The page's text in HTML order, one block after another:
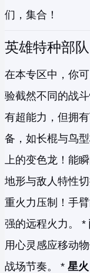
们，集合！
英雄特种部
在本专区中，你
验截然不同的战
有超能力，但拥
备，如长棍与鸟
上的变色龙！能
地形与敌人特性
重火力压制！手
强的远程火力。 *
用心灵感应移动
战场节奏。 * 星